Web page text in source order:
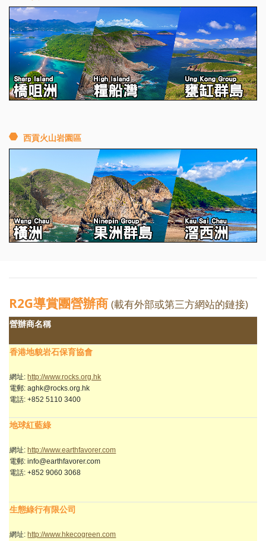
西貢火山岩園區
R2G導賞團營辦商 (載有外部或第三方網站的鏈接)
營辦商名稱
香港地貌岩石保育協會
網址: http://www.rocks.org.hk
電郵: aghk@rocks.org.hk
電話: +852 5110 3400
地球紅藍綠
網址: http://www.earthfavorer.com
電郵: info@earthfavorer.com
電話: +852 9060 3068
生態綠行有限公司
網址: http://www.hkecogreen.com